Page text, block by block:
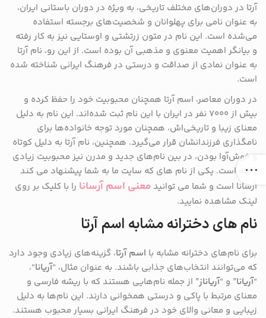
آرتا در دوران‌های مختلف تاریخی، به ویژه در دوران باستانی ایران،
به عنوان نامی برای پهلوانان و شخصیت‌های برجسته استفاده
می‌شده است. این نام در متون زرتشتی و اوستایی نیز به کار رفته
و بیانگر اهمیت معنوی و مذهبی آن بوده است. از این رو، نام آرتا
به عنوان نمادی از صداقت و درستی در فرهنگ ایرانی شناخته شده
است.
در دوران معاصر، اسم آرتا همچنان محبوبیت خود را حفظ کرده و
بیش از ۷۰۰۰ نفر در ایران با این نام ثبت شده‌اند. این نام به دلیل
معنای زیبا و تاریخی‌اش، همچنان مورد توجه خانواده‌ها برای
نامگذاری فرزندانشان قرار می‌گیرد. همچنین، نام آرتا به دلیل کوتاه
و خوش‌آوا بودن، در بین نام‌های جدید و مدرن نیز محبوبیت زیادی
یافته است. یکی از نام های که سایت ما به شما پیشنهاد می کند
آرسانا است و شما می توانید معنی اسم آرسانا را با کلیک بر روی
لینک مشاهده نمایید.
نام های دخترانه مشابه اسم آرتا
برای نام‌های دخترانه مشابه با اسم آرتا، گزینه‌های زیادی وجود دارد
که می‌توانند انتخاب‌های جذابی باشند. به عنوان مثال، “آریانا“،
“آریانا” و “آریاناز” از جمله نام‌هایی هستند که با ریشه فارسی و
معنای مرتبط با پاکی و درستی همخوانی دارند. این نام‌ها به دلیل
زیبایی و معانی والای خود در فرهنگ ایرانی بسیار محبوب هستند.